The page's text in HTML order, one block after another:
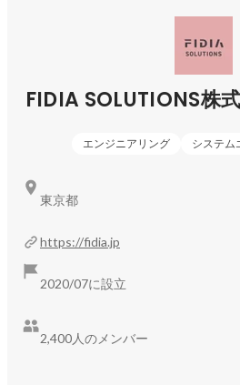
FIDIA SOLUTIONS株
エンジニアリング システム
https://fidia.jp
2020/07に設立
2,400人のメンバー
東京都